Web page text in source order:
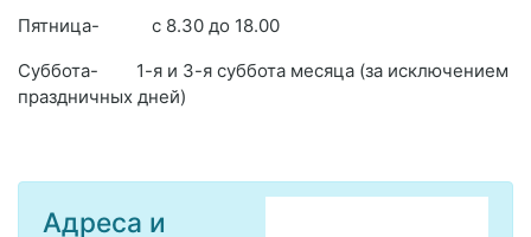
Пятница- с 8.30 до 18.00
Суббота- 1-я и 3-я суббота месяца (за исключением
праздничных дней)
Адреса и